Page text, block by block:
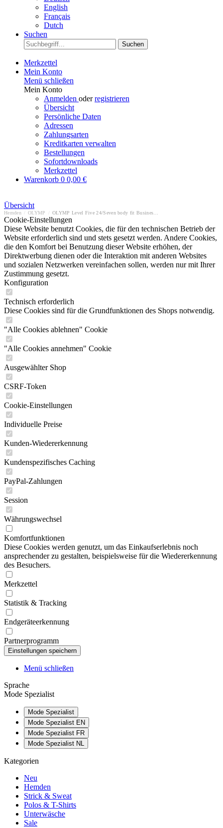
English
Français
Dutch
Suchen
Suchen
Merkzettel
Mein Konto
Menü schließen
Mein Konto
Anmelden oderregistrieren
Übersicht
Persönliche Daten
Adressen
Zahlungsarten
Kreditkarten verwalten
Bestellungen
Sofortdownloads
Merkzettel
Warenkorb 0 0,00 €
Übersicht
Hemden OLYMP
Cookie-Einstellungen
Diese Website benutzt Cookies, die für den technischen Betrieb der
Website erforderlich sind und stets gesetzt werden. Andere Cookies,
die den Komfort bei Benutzung dieser Website erhöhen, der
Direktwerbung dienen oder die Interaktion mit anderen Websites
und sozialen Netzwerken vereinfachen sollen, werden nur mit Ihrer
Zustimmung gesetzt.
Konfiguration
Technisch erforderlich
Diese Cookies sind für die Grundfunktionen des Shops notwendig.
"Alle Cookies ablehnen" Cookie
"Alle Cookies annehmen" Cookie
Ausgewählter Shop
CSRF-Token
Cookie-Einstellungen
Individuelle Preise
Kunden-Wiedererkennung
Kundenspezifisches Caching
PayPal-Zahlungen
Session
Währungswechsel
Komfortfunktionen
Diese Cookies werden genutzt, um das Einkaufserlebnis noch
ansprechender zu gestalten, beispielsweise für die Wiedererkennung
des Besuchers.
Merkzettel
Statistik & Tracking
Endgeräteerkennung
Partnerprogramm
Menü schließen
Sprache
Mode Spezialist
Mode Spezialist
Mode Spezialist EN
Mode Spezialist FR
Mode Spezialist NL
Kategorien
Neu
Hemden
Strick & Sweat
Polos & T-Shirts
Unterwäsche
Sale